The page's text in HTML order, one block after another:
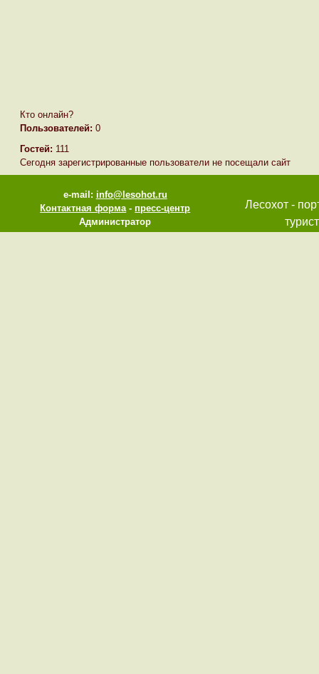
Кто онлайн?
Пользователей: 0
Гостей: 111
Сегодня зарегистрированные пользователи не посещали сайт
e-mail: info@lesohot.ru
Контактная форма-пресс-центр
Администратор
Лесохот -